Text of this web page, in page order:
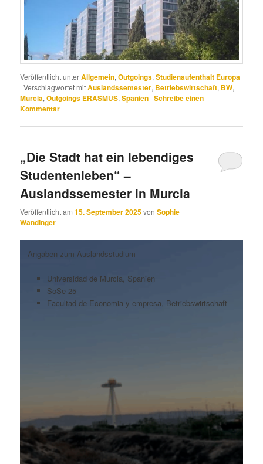
Veröffentlicht unterAllgemein,Outgoings,Studienaufenthalt Europa
|Verschlagwortet mitAuslandssemester, Betriebswirtschaft, BW,
Murcia,Outgoings ERASMUS,Spanien |Schreibe einen
Kommentar
„Die Stadt hat ein lebendiges
Studentenleben“ –
Auslandssemester in Murcia
Veröffentlicht am15. September 2025vonSophie
Wandinger
Angaben zum Auslandsstudium
Universidad de Murcia, Spanien
SoSe 25
Facultad de Economia y empresa, Betriebswirtschaft